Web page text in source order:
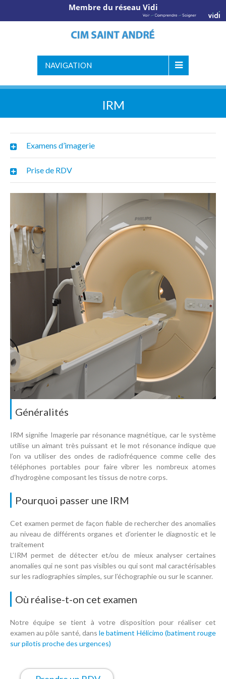
Membre du réseau Vidi
NAVIGATION
IRM
Examens d’imagerie
Prise de RDV
Généralités
IRM signifie Imagerie par résonance magnétique, car le système
utilise un aimant très puissant et le mot résonance indique que
l’on va utiliser des ondes de radiofréquence comme celle des
téléphones portables pour faire vibrer les nombreux atomes
d’hydrogène composant les tissus de notre corps.
Pourquoi passer une IRM
Cet examen permet de façon fiable de rechercher des anomalies
au niveau de différents organes et d’orienter le diagnostic et le
traitement
L’IRM permet de détecter et/ou de mieux analyser certaines
anomalies qui ne sont pas visibles ou qui sont mal caractérisables
sur les radiographies simples, sur l’échographie ou sur le scanner.
Où réalise-t-on cet examen
Notre équipe se tient à votre disposition pour réaliser cet
examen au pôle santé, dansle batiment Hélicimo (batiment rouge
sur pilotis proche des urgences)